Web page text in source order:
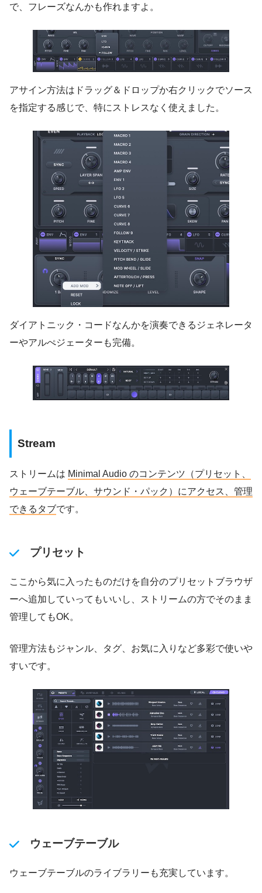
で、フレーズなんかも作れますよ。
アサイン方法はドラッグ＆ドロップか右クリックでソース
を指定する感じで、特にストレスなく使えました。
ダイアトニック・コードなんかを演奏できるジェネレータ
ーやアルぺジェーターも完備。
Stream
ストリームは Minimal Audio のコンテンツ（プリセット、
ウェーブテーブル、サウンド・パック）にアクセス
管理
できるタブです。
プリセット
ここから気に入ったものだけを自分のプリセットブラウザ
ーへ追加していってもいいし、ストリームの方でそのまま
管理してもOK。
管理方法もジャンル、タグ、お気に入りなど多彩で使いや
すいです。
ウェーブテーブル
ウェーブテーブルのライブラリーも充実しています。